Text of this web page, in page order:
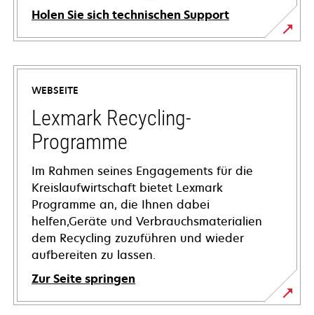
Holen Sie sich technischen Support
wird
in
neuen
Registerkarte
geöffnet
WEBSEITE
Lexmark Recycling-
Programme
Im Rahmen seines Engagements für die
Kreislaufwirtschaft bietet Lexmark
Programme an, die Ihnen dabei
helfen,Geräte und Verbrauchsmaterialien
dem Recycling zuzuführen und wieder
aufbereiten zu lassen.
Zur Seite springen